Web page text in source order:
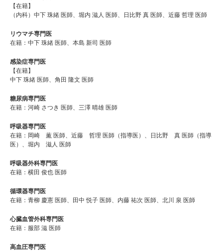
【在籍】
（内科）中下 珠緒 医師、堀内 滋人 医師、日比野 真 医師、近藤 哲理 医師
リウマチ専門医
在籍：中下 珠緒 医師、本島 新司 医師
感染症専門医
【在籍】
中下 珠緒 医師、角田 隆文 医師
糖尿病専門医
在籍：河崎 さつき 医師、三澤 晴雄 医師
呼吸器専門医
在籍：岡崎 薫 医師、近藤 哲理 医師（指導医）、日比野 真 医師（指導
医）、堀内 滋人 医師
呼吸器外科専門医
在籍：横田 俊也 医師
循環器専門医
在籍：青柳 慶憲 医師、田中 悦子 医師、内藤 祐次 医師、北川 泉 医師
心臓血管外科専門医
在籍：服部 滋 医師
高血圧専門医